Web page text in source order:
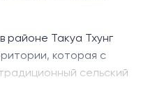
Такуа Тхунг
которая с
сельский